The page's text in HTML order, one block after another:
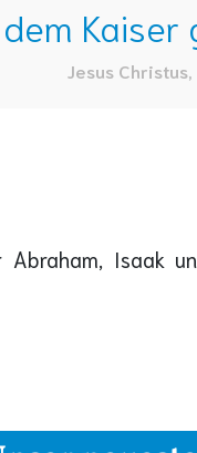
Jesus Christus
Isaak